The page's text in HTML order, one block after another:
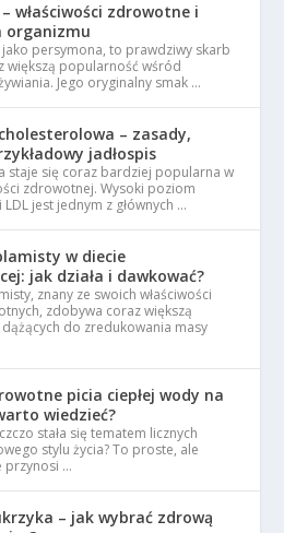
właściwości zdrowotne i
organizmu
persymona, to prawdziwy skarb
większą popularność wśród
Jego oryginalny smak …
– zasady,
jadłospis
staje się coraz bardziej popularna w
zdrowotnej. Wysoki poziom
jest jednym z głównych …
w diecie
jak działa i dawkować?
znany ze swoich właściwości
zdobywa coraz większą
do zredukowania masy
picia ciepłej wody na
wiedzieć?
stała się tematem licznych
stylu życia? To proste, ale
przynosi …
– jak wybrać zdrową